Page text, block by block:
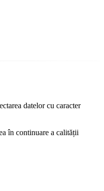
datelor cu caracter
în continuare a calității